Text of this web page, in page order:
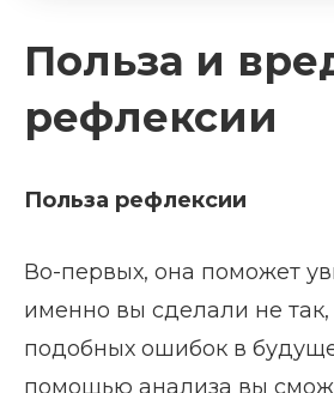
Польза и
рефлексии
Польза рефлексии
Во-первых, она поможет
именно вы сделали не так,
подобных ошибок в
помощью анализа вы